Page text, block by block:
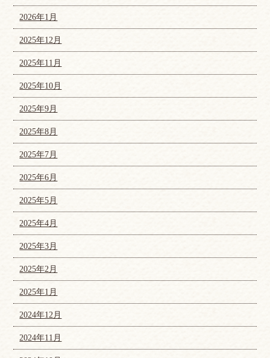
2026年1月
2025年12月
2025年11月
2025年10月
2025年9月
2025年8月
2025年7月
2025年6月
2025年5月
2025年4月
2025年3月
2025年2月
2025年1月
2024年12月
2024年11月